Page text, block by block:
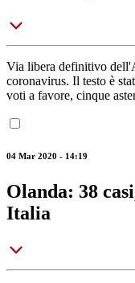
Via libera definitivo
coronavirus. Il testo è
voti a favore, cinque
04 Mar 2020 - 14:19
Olanda: 38
Italia